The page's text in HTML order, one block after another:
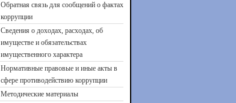
Обратная связь для сообщений о фактах
коррупции
Сведения о доходах, расходах, об
имуществе и обязательствах
имущественного характера
Нормативные правовые и иные акты в
сфере противодействию коррупции
Методические материалы